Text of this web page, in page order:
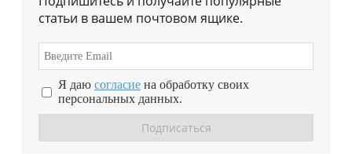
статьи в вашем почтовом ящике.
Я даю согласие на обработку своих
персональных данных.